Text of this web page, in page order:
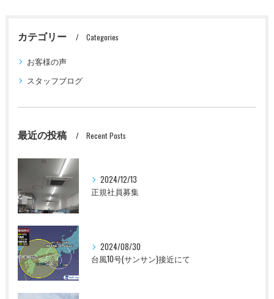
カテゴリー Categories
お客様の声
スタッフブログ
最近の投稿 Recent Posts
2024/12/13
正規社員募集
2024/08/30
台風10号(サンサン)接近にて